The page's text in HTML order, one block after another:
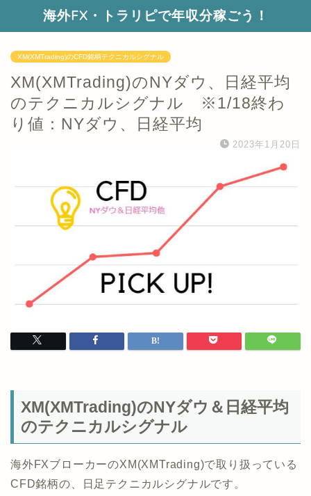
海外FX・トラリピで年収分稼ごう！
XM(XMTrading)のCFD銘柄テクニカルシグナル
XM(XMTrading)のNYダウ、日経平均
のテクニカルシグナル ※1/18終わ
り値：NYダウ、日経平均
2023年1月20日
XM(XMTrading)のNYダウ＆日経平均
のテクニカルシグナル
海外FXブローカーのXM(XMTrading)で取り扱っている
CFD銘柄の、日足テクニカルシグナルです。